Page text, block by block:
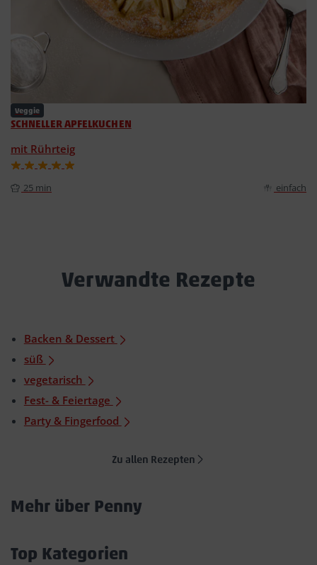
Veggie
SCHNELLER APFELKUCHEN
mit Rührteig
25 min einfach
Verwandte Rezepte
Backen & Dessert
süß
vegetarisch
Fest- & Feiertage
Party & Fingerfood
Zu allen Rezepten
Mehr über Penny
Top Kategorien